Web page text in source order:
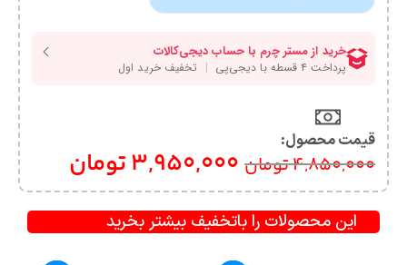
قیمت محصول:​
4,850,000تومان 3,950,000تومان
این محصولات را باتخفیف بیشتر بخرید